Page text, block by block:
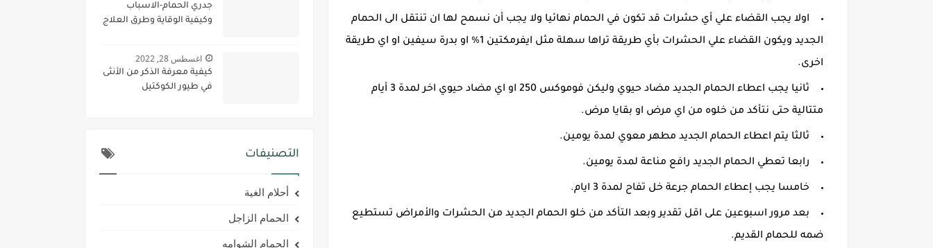
اولا يجب القضاء علي أي حشرات قد تكون في الحمام نهائيا ولا يجب أن نسمح لها ان تنتقل الى الحمام
الجديد ويكون القضاء علي الحشرات بأي طريقة تراها سهلة مثل ايفرمكتين 1% او بدرة سيفين او اي طريقة
اخرى.
ثانيا يجب اعطاء الحمام الجديد مضاد حيوي وليكن فوموكس 250 او اي مضاد حيوي اخر لمدة 3 أيام
متتالية حتى نتأكد من خلوه من اي مرض او بقايا مرض.
ثالثا يتم اعطاء الحمام الجديد مطهر معوي لمدة يومين.
رابعا تعطي الحمام الجديد رافع مناعة لمدة يومين.
خامسا يجب إعطاء الحمام جرعة خل تفاح لمدة 3 ايام.
بعد مرور اسبوعين على اقل تقدير وبعد التأكد من خلو الحمام الجديد من الحشرات والأمراض تستطيع
ضمه للحمام القديم.
جدري الحمام-الاسباب
وكيفية الوقاية وطرق العلاج
اغسطس 28, 2022
كيفية معرفة الذكر من الأنثى
في طيور الكوكتيل
التصنيفات
أحلام الغية
الحمام الزاجل
الحمام الشوامه